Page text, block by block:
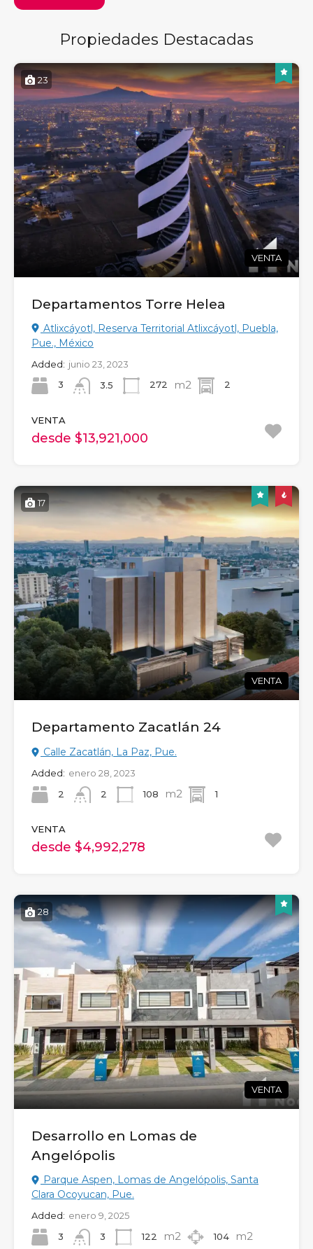
Propiedades Destacadas
23
VENTA
Departamentos Torre Helea
Atlixcáyotl, Reserva Territorial Atlixcáyotl, Puebla,
Pue., México
Added: junio 23, 2023
3
3.5 272 m2 2
VENTA
desde $13,921,000
17
VENTA
Departamento Zacatlán 24
Calle Zacatlán, La Paz, Pue.
Added: enero 28, 2023
2
2 108 m2 1
VENTA
desde $4,992,278
28
VENTA
Desarrollo en Lomas de
Angelópolis
Parque Aspen, Lomas de Angelópolis, Santa
Clara Ocoyucan, Pue.
Added: enero 9, 2025
3
3 122 m2 104 m2